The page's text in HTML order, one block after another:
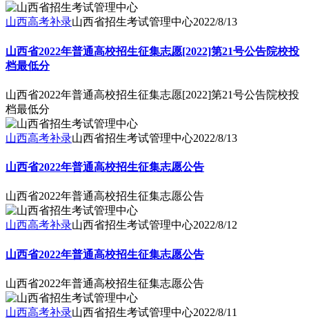
山西高考补录山西省招生考试管理中心2022/8/13
山西省2022年普通高校招生征集志愿[2022]第21号公告院校投
档最低分
山西省2022年普通高校招生征集志愿[2022]第21号公告院校投
档最低分
山西高考补录山西省招生考试管理中心2022/8/13
山西省2022年普通高校招生征集志愿公告
山西省2022年普通高校招生征集志愿公告
山西高考补录山西省招生考试管理中心2022/8/12
山西省2022年普通高校招生征集志愿公告
山西省2022年普通高校招生征集志愿公告
山西高考补录山西省招生考试管理中心2022/8/11